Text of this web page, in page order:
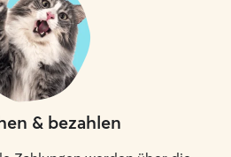
& bezahlen